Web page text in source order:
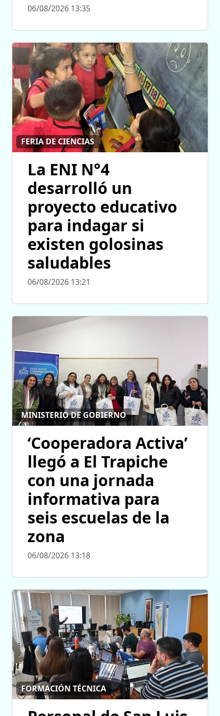
06/08/2026 13:35
FERIA DE CIENCIAS
La ENI N°4
desarrolló un
proyecto educativo
para indagar si
existen golosinas
saludables
06/08/2026 13:21
MINISTERIO DE GOBIERNO
‘Cooperadora Activa’
llegó a El Trapiche
con una jornada
informativa para
seis escuelas de la
zona
06/08/2026 13:18
FORMACIÓN TÉCNICA